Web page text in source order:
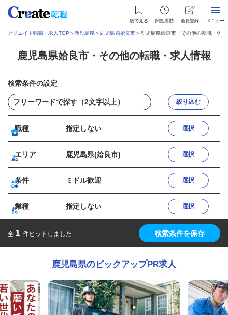
後で見る 閲覧履歴 会員登録 メニュー
クリエイト転職・求人TOP ＞ 鹿児島県＞ 鹿児島県姶良市＞ 鹿児島県姶良市・その他の転職・求人
鹿児島県姶良市・その他の転職・求人情報
検索条件の設定
絞り込む
職種 指定しない 選択
エリア 鹿児島県(姶良市) 選択
条件 ミドル歓迎 選択
業種 指定しない 選択
全 1 件ヒットしました 検索条件を保存
鹿児島県のピックアップPR求人